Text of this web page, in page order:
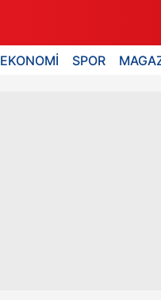
EKONOMİ SPOR